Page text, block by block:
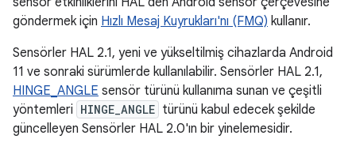
göndermek için Hızlı Mesaj Kuyrukları'nı (FMQ) kullanır.
Sensörler HAL 2.1, yeni ve yükseltilmiş cihazlarda Android
11 ve sonraki sürümlerde kullanılabilir. Sensörler HAL 2.1,
HINGE_ANGLE sensör türünü kullanıma sunan ve çeşitli
yöntemleri HINGE_ANGLE türünü kabul edecek şekilde
güncelleyen Sensörler HAL 2.0'ın bir yinelemesidir.